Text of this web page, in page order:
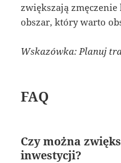
zwiększają
obszar, który warto
Wskazówka: Planuj
FAQ
Czy można
inwestycji?